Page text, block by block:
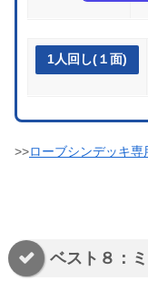
1人回し(１面)
>>ローブシンデッキ
ベスト８：